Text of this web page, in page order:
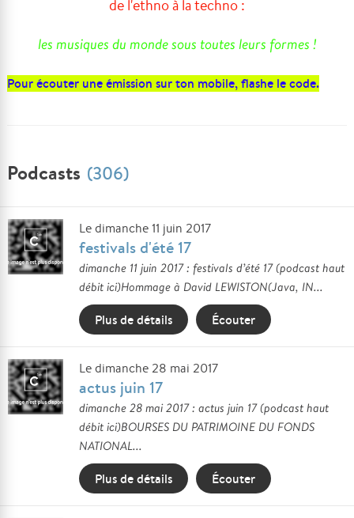
de l'ethno à la techno :
les musiques du monde sous toutes leurs formes !
Pour écouter une émission sur ton mobile, flashe le code.
Podcasts (306)
Le dimanche 11 juin 2017
festivals d'été 17
dimanche 11 juin 2017 : festivals d’été 17 (podcast haut
débit ici)Hommage à David LEWISTON(Java, IN...
Plus de détails Écouter
Le dimanche 28 mai 2017
actus juin 17
dimanche 28 mai 2017 : actus juin 17 (podcast haut
débit ici)BOURSES DU PATRIMOINE DU FONDS
NATIONAL...
Plus de détails Écouter